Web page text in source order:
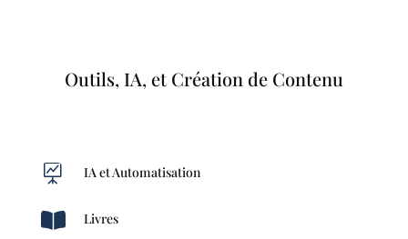
Outils, IA, et Création de Contenu
 IA et Automatisation
 Livres